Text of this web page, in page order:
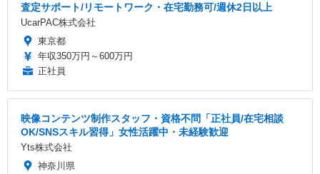
査定サポート/リモートワーク・在宅勤務可/週休2日以上
UcarPAC株式会社
東京都
年収350万円～600万円
正社員
映像コンテンツ制作スタッフ・資格不問「正社員/在宅相談
OK/SNSスキル習得」女性活躍中・未経験歓迎
Yts株式会社
神奈川県